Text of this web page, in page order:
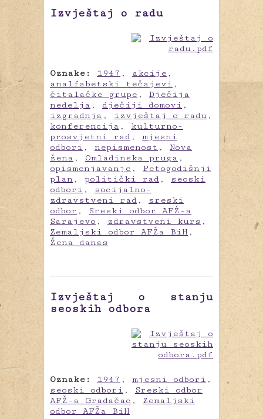
Izvještaj o radu
Oznake: 1947 , akcije ,
analfabetski tečajevi ,
čitalačke grupe , Dječija
nedelja , dječiji domovi ,
izgradnja , izvještaj o radu ,
konferencija , kulturno-
prosvjetni rad , mjesni
odbori , nepismenost , Nova
žena , Omladinska pruga ,
opismenjavanje , Petogodišnji
plan , politički rad ,
seoski
odbori ,
socijalno-
zdravstveni rad ,
sreski
odbor ,
Sreski odbor AFŽ-a
Sarajevo , zdravstveni kurs ,
Zemaljski odbor AFŽa BiH ,
Žena danas
Izvještaj o stanju
seoskih odbora
Oznake: 1947 , mjesni odbori ,
seoski odbori ,
Sreski odbor
AFŽ-a Gradačac , Zemaljski
odbor AFŽa BiH